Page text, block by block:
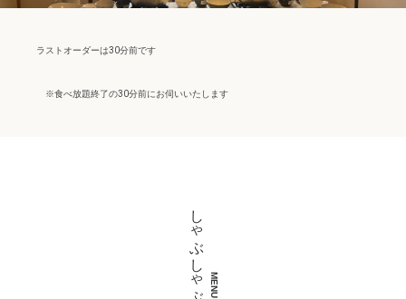
ラストオーダーは30分前です
※食べ放題終了の30分前にお伺いいたします
MENU
しゃぶしゃぶ